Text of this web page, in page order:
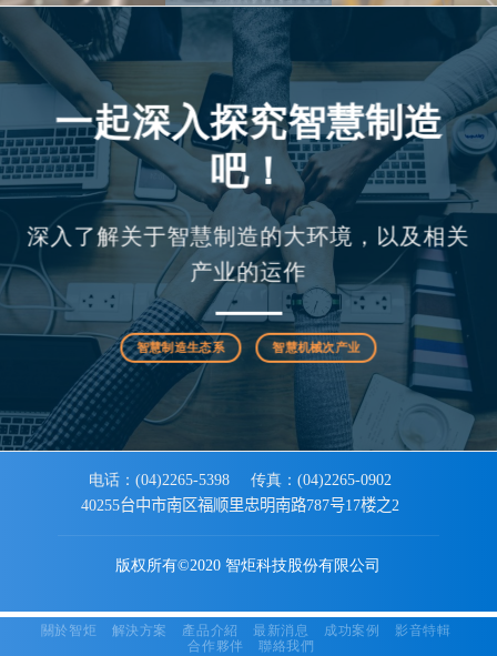
一起深入探究智慧制造
吧！
深入了解关于智慧制造的大环境，以及相关
产业的运作
智慧制造生态系 智慧机械次产业
电话：(04)2265-5398
传真：(04)2265-0902
40255台中市南区福顺里忠明南路787号17楼之2
版权所有©2020 智炬科技股份有限公司
關於智炬 解決方案 產品介紹 最新消息 成功案例
影音特輯
合作夥伴
聯絡我們